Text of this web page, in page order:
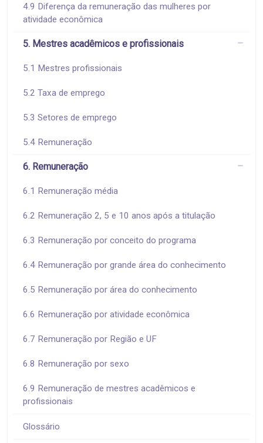
4.9 Diferença da remuneração das mulheres por
atividade econômica
5. Mestres acadêmicos e profissionais
5.1 Mestres profissionais
5.2 Taxa de emprego
5.3 Setores de emprego
5.4 Remuneração
6. Remuneração
6.1 Remuneração média
6.2 Remuneração 2, 5 e 10 anos após a titulação
6.3 Remuneração por conceito do programa
6.4 Remuneração por grande área do conhecimento
6.5 Remuneração por área do conhecimento
6.6 Remuneração por atividade econômica
6.7 Remuneração por Região e UF
6.8 Remuneração por sexo
6.9 Remuneração de mestres acadêmicos e
profissionais
Glossário